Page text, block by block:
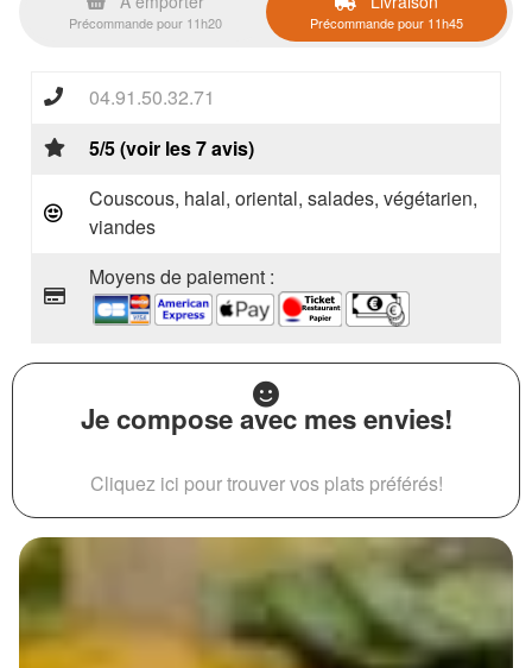
Précommande pour 11h20 Précommande pour 11h45
04.91.50.32.71
5/5 (voir les 7 avis)
Couscous, halal, oriental, salades, végétarien,
viandes
Moyens de paiement :
Je compose avec mes envies!
Cliquez ici pour trouver vos plats préférés!